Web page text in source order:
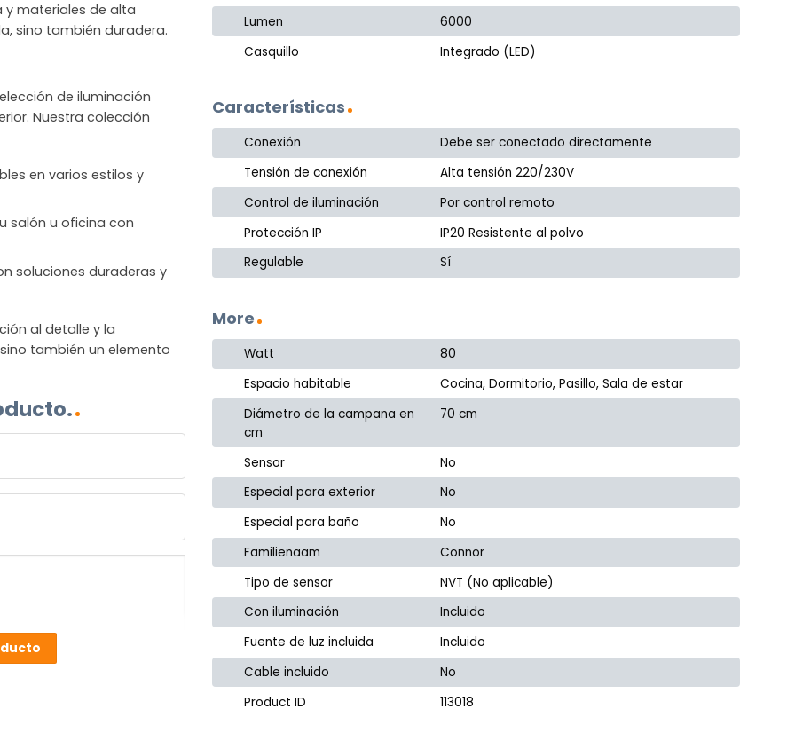
y materiales de alta
sino también duradera.
de iluminación
Nuestra colección
en varios estilos y
salón u oficina con
soluciones duraderas y
al detalle y la
también un elemento
Lumen
6000
Casquillo
Integrado (LED)
Características
Conexión
Debe ser conectado directamente
Tensión de conexión
Alta tensión 220/230V
Control de iluminación
Por control remoto
Protección IP
IP20 Resistente al polvo
Regulable
Sí
More
Watt
80
Espacio habitable
Cocina, Dormitorio, Pasillo, Sala de estar
Diámetro de la campana en
cm
70 cm
Sensor
No
Especial para exterior
No
Especial para baño
No
Familienaam
Connor
Tipo de sensor
NVT (No aplicable)
Con iluminación
Incluido
Fuente de luz incluida
Incluido
Cable incluido
No
Product ID
113018